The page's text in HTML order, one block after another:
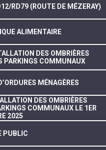
RD79 (ROUTE DE MÉZERAY)
ALIMENTAIRE
DES OMBRIÈRES
PARKINGS COMMUNAUX
MÉNAGÈRES
DES OMBRIÈRES
COMMUNAUX LE 1ER
2025
PUBLIC